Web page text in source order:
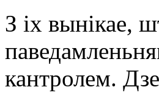
З іх вынікае,
кантролем.